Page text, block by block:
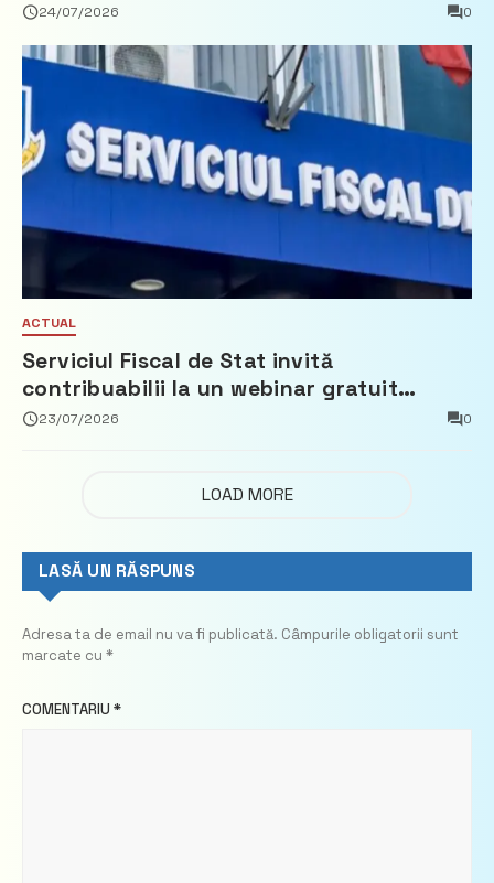
Partidul Democrat
24/07/2026 0
ACTUAL
Serviciul Fiscal de Stat invită
contribuabilii la un webinar gratuit
privind calculul impozitului pe bunurile
23/07/2026 0
LOAD MORE
LASĂ UN RĂSPUNS
Adresa ta de email nu va fi publicată. Câmpurile obligatorii sunt
marcate cu *
COMENTARIU *